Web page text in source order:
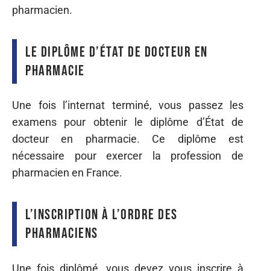
pharmacien.
Le diplôme d’État de docteur en
pharmacie
Une fois l’internat terminé, vous passez les
examens pour obtenir le diplôme d’État de
docteur en pharmacie. Ce diplôme est
nécessaire pour exercer la profession de
pharmacien en France.
L’inscription à l’Ordre des
Pharmaciens
Une fois diplômé, vous devez vous inscrire à